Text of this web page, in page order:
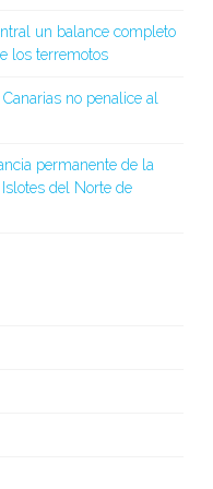
un balance completo
los terremotos
no penalice al
permanente de la
del Norte de